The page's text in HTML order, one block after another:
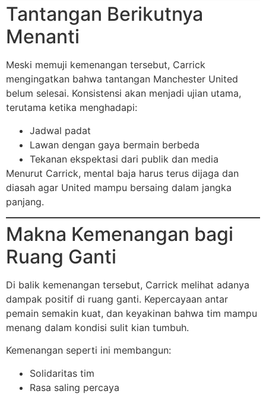
Tantangan Berikutnya
Menanti
Meski memuji kemenangan tersebut, Carrick
mengingatkan bahwa tantangan Manchester United
belum selesai. Konsistensi akan menjadi ujian utama,
terutama ketika menghadapi:
Jadwal padat
Lawan dengan gaya bermain berbeda
Tekanan ekspektasi dari publik dan media
Menurut Carrick, mental baja harus terus dijaga dan
diasah agar United mampu bersaing dalam jangka
panjang.
Makna Kemenangan bagi
Ruang Ganti
Di balik kemenangan tersebut, Carrick melihat adanya
dampak positif di ruang ganti. Kepercayaan antar
pemain semakin kuat, dan keyakinan bahwa tim mampu
menang dalam kondisi sulit kian tumbuh.
Kemenangan seperti ini membangun:
Solidaritas tim
Rasa saling percaya